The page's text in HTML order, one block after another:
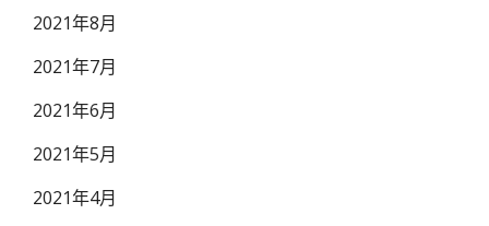
2021年8月
2021年7月
2021年6月
2021年5月
2021年4月